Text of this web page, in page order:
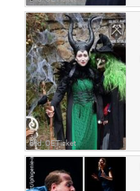
Bild: OETicket